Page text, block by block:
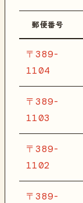
郵便番号
〒389-
1104
〒389-
1103
〒389-
1102
〒389-